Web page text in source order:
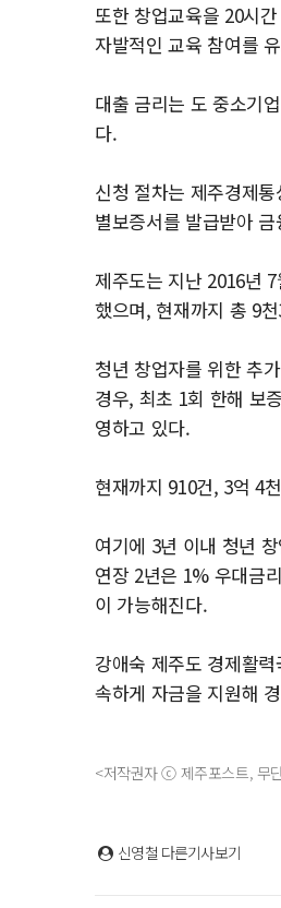
또한 창업교육을 20시
자발적인 교육 참여를
대출 금리는 도 중소기
다.
신청 절차는 제주경제
별보증서를 발급받아
제주도는 지난 2016년
했으며, 현재까지 총 9
청년 창업자를 위한 추
경우, 최초 1회 한해 보
영하고 있다.
현재까지 910건, 3억 4
여기에 3년 이내 청년
연장 2년은 1% 우대금
이 가능해진다.
강애숙 제주도 경제활
속하게 자금을 지원해
<저작권자 ⓒ 제주포스트, 무
신영철 다른기사보기